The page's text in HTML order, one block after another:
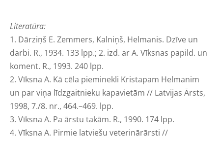
Literatūra:
1. Dārziņš E. Zemmers, Kalniņš, Helmanis. Dzīve un
darbi. R., 1934. 133 lpp.; 2. izd. ar A. Vīksnas papild. un
koment. R., 1993. 240 lpp.
2. Vīksna A. Kā cēla pieminekli Kristapam Helmanim
un par viņa līdzgaitnieku kapavietām // Latvijas Ārsts,
1998, 7./8. nr., 464.–469. lpp.
3. Vīksna A. Pa ārstu takām. R., 1990. 174 lpp.
4. Vīksna A. Pirmie latviešu veterinārārsti //